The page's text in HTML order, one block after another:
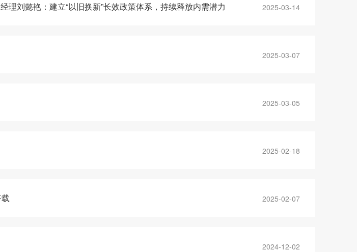
理刘懿艳：建立“以旧换新”长效政策体系，持续释放内需潜力 2025-03-14
2025-03-07
2025-03-05
2025-02-18
2025-02-07
2024-12-02